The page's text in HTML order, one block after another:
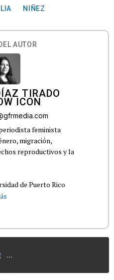
NIÑEZ
AUTOR
TIRADO
feminista
migración,
reproductivos y la
de Puerto Rico
...